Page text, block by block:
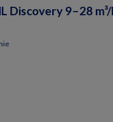
Discovery 9–28